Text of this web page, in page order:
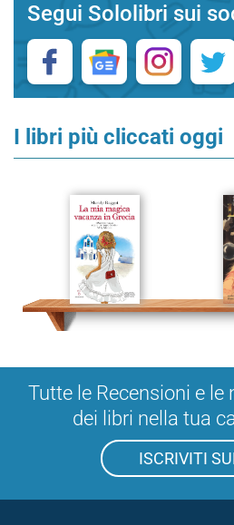
Segui Sololibri sui
I libri più cliccati oggi
Tutte le Recensioni e
dei libri nella tua
ISCRIVITI